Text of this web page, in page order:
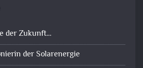
der Zukunft…
der Solarenergie